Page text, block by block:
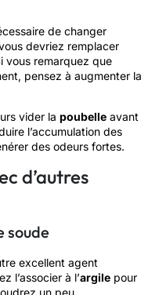
de changer
devriez remplacer
vous remarquez que
pensez à augmenter la
vider la poubelle avant
l’accumulation des
des odeurs fortes.
d’autres
soude
excellent agent
l’associer à l’argile pour
un peu